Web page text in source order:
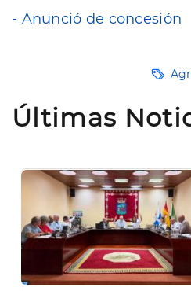
- Anunció de concesión
Últimas